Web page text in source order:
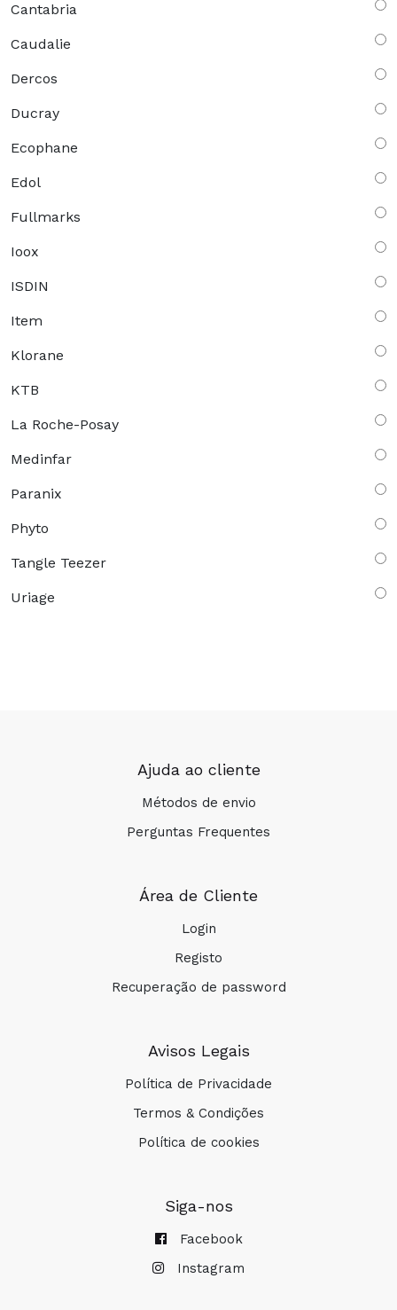
Cantabria
Caudalie
Dercos
Ducray
Ecophane
Edol
Fullmarks
Ioox
ISDIN
Item
Klorane
KTB
La Roche-Posay
Medinfar
Paranix
Phyto
Tangle Teezer
Uriage
Ajuda ao cliente
Métodos de envio
Perguntas Frequentes
Área de Cliente
Login
Registo
Recuperação de password
Avisos Legais
Política de Privacidade
Termos & Condições
Política de cookies
Siga-nos
Facebook
Instagram